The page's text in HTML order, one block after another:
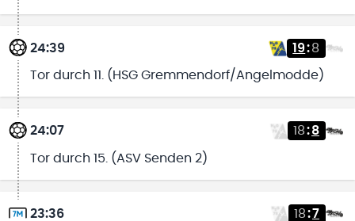
24:39 19:8
Tor durch 11. (HSG Gremmendorf/Angelmodde)
24:07 18:8
Tor durch 15. (ASV Senden 2)
23:36 18:7